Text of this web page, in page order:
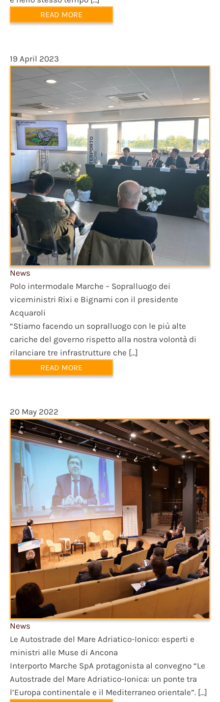
READ MORE
19 April 2023
News
Polo intermodale Marche – Sopralluogo dei
viceministri Rixi e Bignami con il presidente
Acquaroli
“Stiamo facendo un sopralluogo con le più alte
cariche del governo rispetto alla nostra volontà di
rilanciare tre infrastrutture che […]
READ MORE
20 May 2022
News
Le Autostrade del Mare Adriatico-Ionico: esperti e
ministri alle Muse di Ancona
Interporto Marche SpA protagonista al convegno “Le
Autostrade del Mare Adriatico-Ionica: un ponte tra
l’Europa continentale e il Mediterraneo orientale”. […]